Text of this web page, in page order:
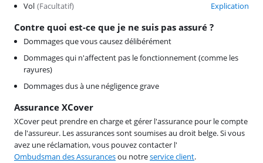
Vol (Facultatif) Explication
Contre quoi est-ce que je ne suis pas assuré ?
Dommages que vous causez délibérément
Dommages qui n'affectent pas le fonctionnement (comme les
rayures)
Dommages dus à une négligence grave
Assurance XCover
XCover peut prendre en charge et gérer l'assurance pour le compte
de l'assureur. Les assurances sont soumises au droit belge. Si vous
avez une réclamation, vous pouvez contacter l'
Ombudsman des Assurancesou notreservice client.